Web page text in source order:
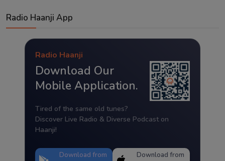
Radio Haanji App
Radio Haanji
Download Our
Mobile Application.
Tired of the same old tunes?
Discover Live Radio & Diverse Podcast on
Haanji!
Download from Download from